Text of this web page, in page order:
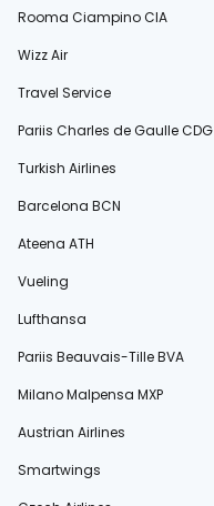
Rooma Ciampino CIA
Wizz Air
Travel Service
Pariis Charles de Gaulle CDG
Turkish Airlines
Barcelona BCN
Ateena ATH
Vueling
Lufthansa
Pariis Beauvais-Tille BVA
Milano Malpensa MXP
Austrian Airlines
Smartwings